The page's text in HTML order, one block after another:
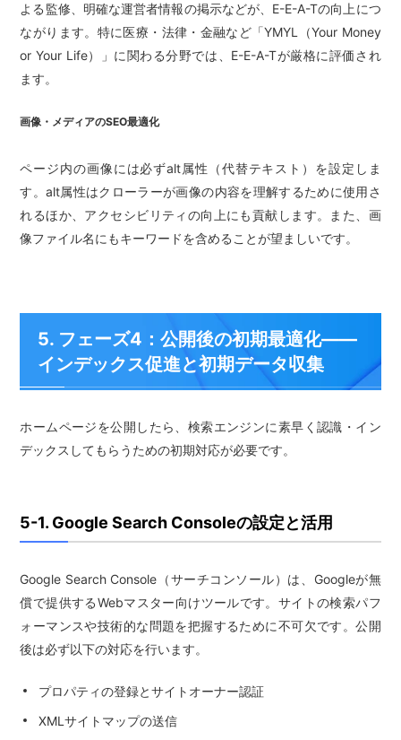
よる監修、明確な運営者情報の掲示などが、E-E-A-Tの向上につ
ながります。特に医療・法律・金融など「YMYL（Your Money
or Your Life）」に関わる分野では、E-E-A-Tが厳格に評価され
ます。
画像・メディアのSEO最適化
ページ内の画像には必ずalt属性（代替テキスト）を設定しま
す。alt属性はクローラーが画像の内容を理解するために使用さ
れるほか、アクセシビリティの向上にも貢献します。また、画
像ファイル名にもキーワードを含めることが望ましいです。
5. フェーズ4：公開後の初期最適化——
インデックス促進と初期データ収集
ホームページを公開したら、検索エンジンに素早く認識・イン
デックスしてもらうための初期対応が必要です。
5-1. Google Search Consoleの設定と活用
Google Search Console（サーチコンソール）は、Googleが無
償で提供するWebマスター向けツールです。サイトの検索パフ
ォーマンスや技術的な問題を把握するために不可欠です。公開
後は必ず以下の対応を行います。
プロパティの登録とサイトオーナー認証
XMLサイトマップの送信